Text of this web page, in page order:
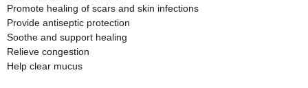
Promote healing of scars and skin infections
Provide antiseptic protection
Soothe and support healing
Relieve congestion
Help clear mucus